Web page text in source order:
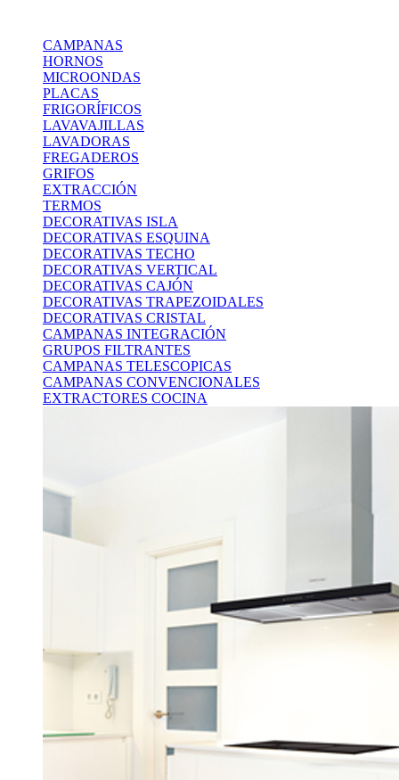
CAMPANAS
HORNOS
MICROONDAS
PLACAS
FRIGORÍFICOS
LAVAVAJILLAS
LAVADORAS
FREGADEROS
GRIFOS
EXTRACCIÓN
TERMOS
DECORATIVAS ISLA
DECORATIVAS ESQUINA
DECORATIVAS TECHO
DECORATIVAS VERTICAL
DECORATIVAS CAJÓN
DECORATIVAS TRAPEZOIDALES
DECORATIVAS CRISTAL
CAMPANAS INTEGRACIÓN
GRUPOS FILTRANTES
CAMPANAS TELESCOPICAS
CAMPANAS CONVENCIONALES
EXTRACTORES COCINA